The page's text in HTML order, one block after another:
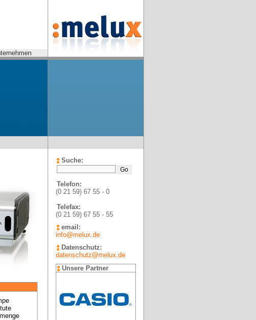
Suche:
Telefon:
(0 21 59) 67 55 - 0
Telefax:
(0 21 59) 67 55 - 55
email:
info@melux.de
Datenschutz:
datenschutz@melux.de
Unsere Partner